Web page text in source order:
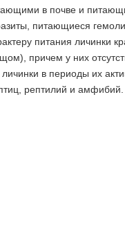
в почве и
питающиеся
питания личинки
причем у них
в периоды их
рептилий и амфибий.